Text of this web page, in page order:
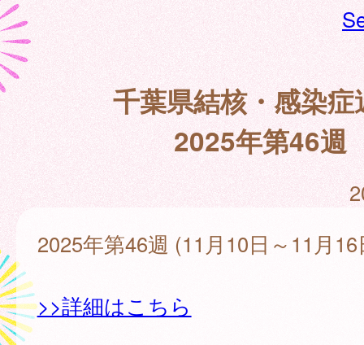
千葉県結核・感染症
2025年第46週
2025年第46週 (11月10日～11月16
>>詳細はこちら